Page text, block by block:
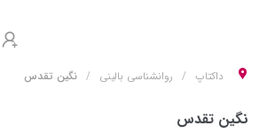
داکتاپ روانشناسی بالینی نگين تقدس
نگين تقدس